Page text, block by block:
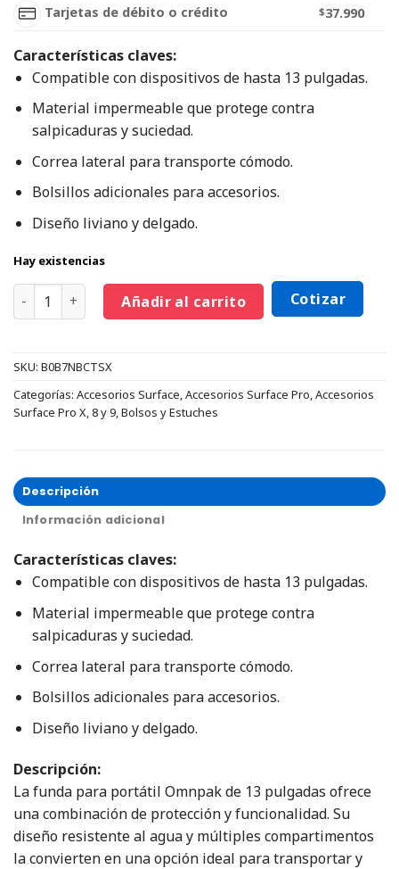
Tarjetas de débito o crédito
$37.990
Características claves:
Compatible con dispositivos de hasta 13 pulgadas.
Material impermeable que protege contra
salpicaduras y suciedad.
Correa lateral para transporte cómodo.
Bolsillos adicionales para accesorios.
Diseño liviano y delgado.
Hay existencias
Añadir al carrito Cotizar
SKU: B0B7NBCTSX
Categorías: Accesorios Surface Accesorios Surface Pro Accesorios
Surface Pro X, 8 y 9 Bolsos y Estuches
Descripción
Información adicional
Características claves:
Compatible con dispositivos de hasta 13 pulgadas.
Material impermeable que protege contra
salpicaduras y suciedad.
Correa lateral para transporte cómodo.
Bolsillos adicionales para accesorios.
Diseño liviano y delgado.
Descripción:
La funda para portátil Omnpak de 13 pulgadas ofrece
una combinación de protección y funcionalidad. Su
diseño resistente al agua y múltiples compartimentos
la convierten en una opción ideal para transportar y